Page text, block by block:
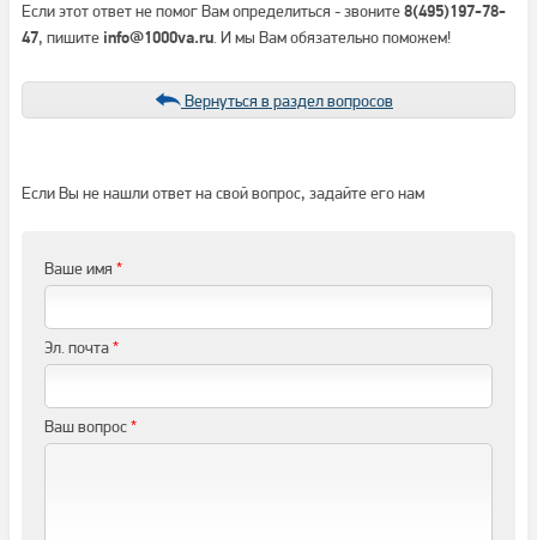
Если этот ответ не помог Вам определиться - звоните 8(495)197-78-
47, пишите info@1000va.ru. И мы Вам обязательно поможем!
Вернуться в раздел вопросов
Если Вы не нашли ответ на свой вопрос, задайте его нам
Ваше имя *
Эл. почта*
Ваш вопрос*